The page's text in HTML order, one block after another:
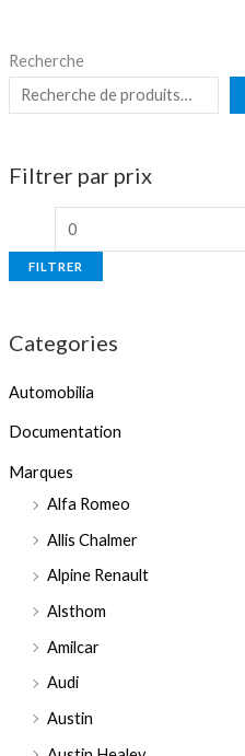
Recherche
Filtrer par prix
FILTRER
Categories
Automobilia
Documentation
Marques
Alfa Romeo
Allis Chalmer
Alpine Renault
Alsthom
Amilcar
Audi
Austin